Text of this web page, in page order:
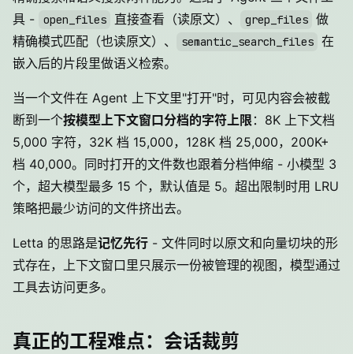
具 -
open_files 直接查看（读原文）、 grep_files 做
精确模式匹配（也读原文）、
semantic_search_files 在
嵌入后的片段里做语义检索。
当一个文件在 Agent 上下文里"打开"时，可见内容会被截
断到一个按模型上下文窗口分档的字符上限 ：8K 上下文档
5,000 字符，32K 档 15,000，128K 档 25,000，200K+
档 40,000。同时打开的文件数也跟着分档伸缩 - 小模型 3
个，超大模型最多 15 个，默认值是 5。超出限制时用 LRU
策略把最少访问的文件挤出去。
Letta 的思路是记忆先行 - 文件同时以原文和向量切块的形
式存在，上下文窗口里只展示一份被管理的视图，模型通过
工具去访问更多。
真正的工程难点：会话裁剪